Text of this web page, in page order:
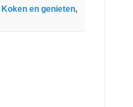
Koken en genieten,